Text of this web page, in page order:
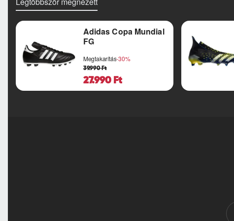
Adidas Copa Mundial
FG
Megtakarítás-30%
27.990 Ft
39.990 Ft